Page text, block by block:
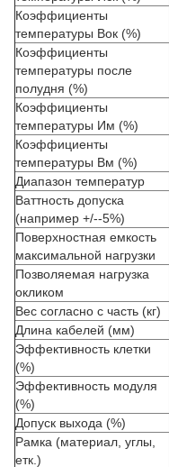
Коэффициенты
температуры Вок (%)
Коэффициенты
температуры после
полудня (%)
Коэффициенты
температуры Им (%)
Коэффициенты
температуры Вм (%)
Диапазон температур
Ваттность допуска
(например +/--5%)
Поверхностная емкость
максимальной нагрузки
Позволяемая нагрузка
окликом
Вес согласно с часть (кг)
Длина кабелей (мм)
Эффективность клетки
(%)
Эффективность модуля
(%)
Допуск выхода (%)
Рамка (материал, углы,
етк.)